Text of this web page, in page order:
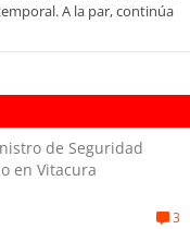
A la par, continúa
de Seguridad
en Vitacura
3